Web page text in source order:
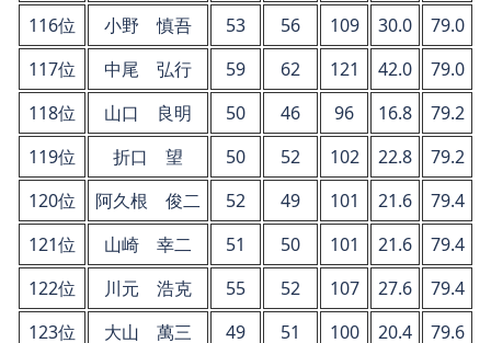
116位
小野 慎吾 53 56 109 30.0
79.0
117位
中尾 弘行 59 62 121 42.0
79.0
118位
山口 良明 50 46 96 16.8
79.2
119位
折口 望 50 52 102 22.8
79.2
120位
阿久根 俊二 52 49 101 21.6
79.4
121位
山崎 幸二 51 50 101 21.6
79.4
122位
川元 浩克 55 52 107 27.6
79.4
123位
大山 萬三 49 51 100 20.4
79.6